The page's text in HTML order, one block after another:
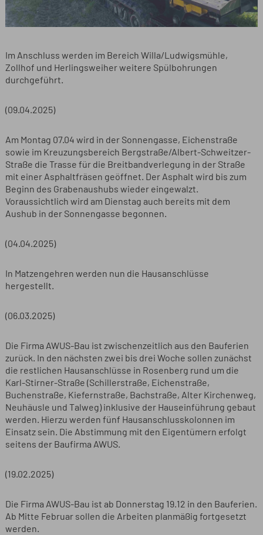
Im Anschluss werden im Bereich Willa/Ludwigsmühle,
Zollhof und Herlingsweiher weitere Spülbohrungen
durchgeführt.
(09.04.2025)
Am Montag 07.04 wird in der Sonnengasse, Eichenstraße
sowie im Kreuzungsbereich Bergstraße/Albert-Schweitzer-
Straße die Trasse für die Breitbandverlegung in der Straße
mit einer Asphaltfräsen geöffnet. Der Asphalt wird bis zum
Beginn des Grabenaushubs wieder eingewalzt.
Voraussichtlich wird am Dienstag auch bereits mit dem
Aushub in der Sonnengasse begonnen.
(04.04.2025)
In Matzengehren werden nun die Hausanschlüsse
hergestellt.
(06.03.2025)
Die Firma AWUS-Bau ist zwischenzeitlich aus den Bauferien
zurück. In den nächsten zwei bis drei Woche sollen zunächst
die restlichen Hausanschlüsse in Rosenberg rund um die
Karl-Stirner-Straße (Schillerstraße, Eichenstraße,
Buchenstraße, Kiefernstraße, Bachstraße, Alter Kirchenweg,
Neuhäusle und Talweg) inklusive der Hauseinführung gebaut
werden. Hierzu werden fünf Hausanschlusskolonnen im
Einsatz sein. Die Abstimmung mit den Eigentümern erfolgt
seitens der Baufirma AWUS.
(19.02.2025)
Die Firma AWUS-Bau ist ab Donnerstag 19.12 in den Bauferien.
Ab Mitte Februar sollen die Arbeiten planmäßig fortgesetzt
werden.